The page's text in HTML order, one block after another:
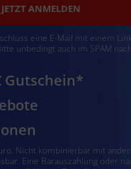
JETZT ANMELDEN
eine E-Mail mit einem
unbedingt auch im SPAM
Gutschein*
Nicht kombinierbar mit
Eine Barauszahlung oder